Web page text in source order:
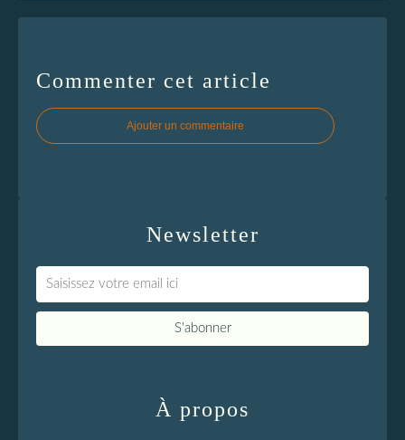
Commenter cet article
Ajouter un commentaire
Newsletter
À propos